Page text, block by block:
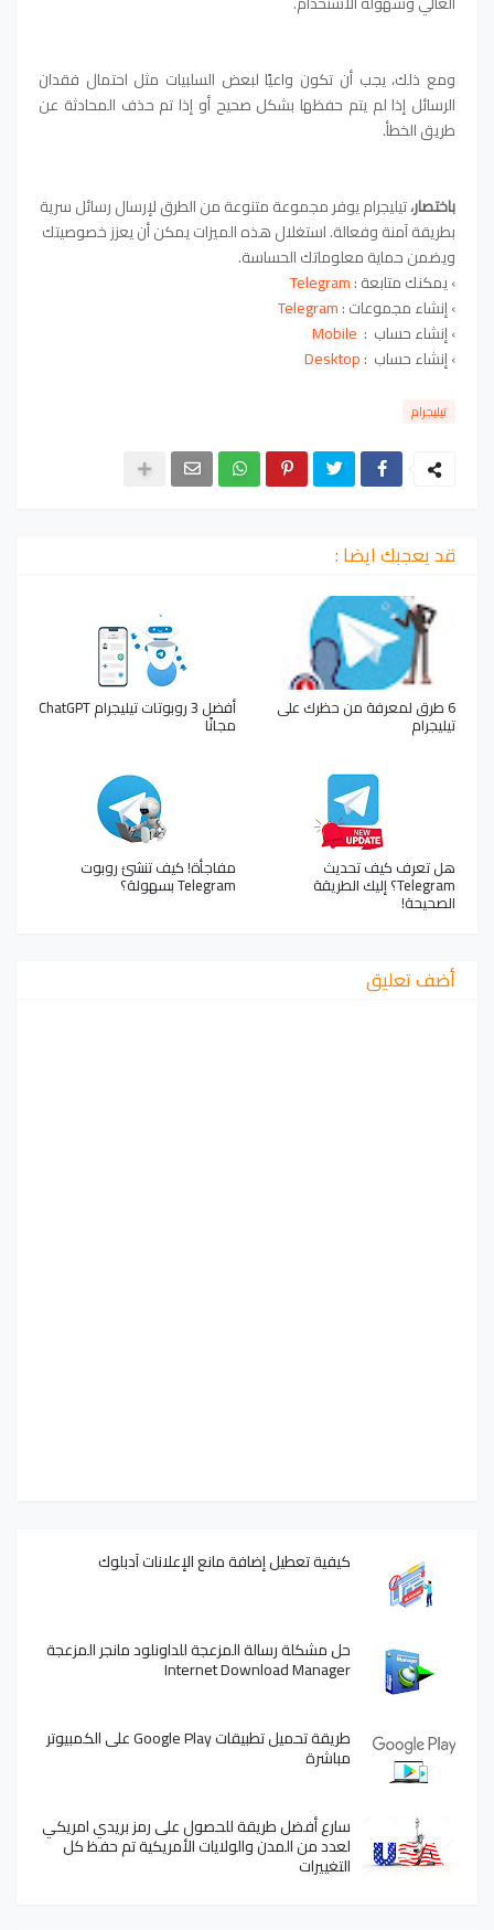
ومع ذلك، يجب أن تكون واعيًا لبعض السلبيات مثل احتمال فقدان
الرسائل إذا لم يتم حفظها بشكل صحيح أو إذا تم حذف المحادثة عن
طريق الخطأ.
باختصار،تيليجرام يوفر مجموعة متنوعة من الطرق لإرسال رسائل سرية
بطريقة آمنة وفعالة. استغلال هذه الميزات يمكن أن يعزز خصوصيتك
ويضمن حماية معلوماتك الحساسة.
› يمكنك متابعة :
Telegram
›إنشاء مجموعات :Telegram
›إنشاء حساب :
›إنشاء حساب :Desktop
تيليجرام
قد يعجبك ايضا :
6 طرق لمعرفة من حظرك على
تيليجرام
أفضل 3 روبوتات تيليجرام ChatGPT
مجانًا
هل تعرف كيف تحديث
Telegram؟ إليك الطريقة
الصحيحة!
مفاجأة! كيف تنشئ روبوت
Telegram بسهولة؟
أضف تعليق
كيفية تعطيل إضافة مانع الإعلانات آدبلوك
حل مشكلة رسالة المزعجة للداونلود مانجر المزعجة
Internet Download Manager
طريقة تحميل تطبيقات Google Play على الكمبيوتر
مباشرة
سارع أفضل طريقة للحصول على رمز بريدي امريكي
لعدد من المدن والولايات الأمريكية تم حفظ كل
التغييرات